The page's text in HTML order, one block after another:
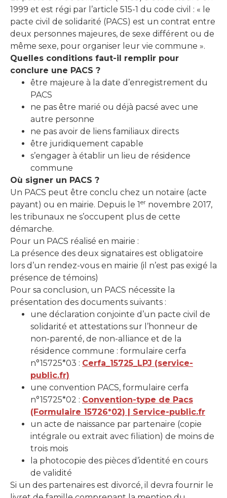
1999 et est régi par l’article 515-1 du code civil : « le
pacte civil de solidarité (PACS) est un contrat entre
deux personnes majeures, de sexe différent ou de
même sexe, pour organiser leur vie commune ».
Quelles conditions faut-il remplir pour
conclure une PACS ?
être majeure à la date d’enregistrement du
PACS
ne pas être marié ou déjà pacsé avec une
autre personne
ne pas avoir de liens familiaux directs
être juridiquement capable
s’engager à établir un lieu de résidence
commune
Où signer un PACS ?
Un PACS peut être conclu chez un notaire (acte
payant) ou en mairie. Depuis le 1er novembre 2017,
les tribunaux ne s’occupent plus de cette
démarche.
Pour un PACS réalisé en mairie :
La présence des deux signataires est obligatoire
lors d’un rendez-vous en mairie (il n’est pas exigé la
présence de témoins)
Pour sa conclusion, un PACS nécessite la
présentation des documents suivants :
une déclaration conjointe d’un pacte civil de
solidarité et attestations sur l’honneur de
non-parenté, de non-alliance et de la
résidence commune : formulaire cerfa
n°15725*03 : Cerfa_15725_LPJ (service-
public.fr)
une convention PACS, formulaire cerfa
n°15725*02 : Convention-type de Pacs
(Formulaire 15726*02) | Service-public.fr
un acte de naissance par partenaire (copie
intégrale ou extrait avec filiation) de moins de
trois mois
la photocopie des pièces d’identité en cours
de validité
Si un des partenaires est divorcé, il devra fournir le